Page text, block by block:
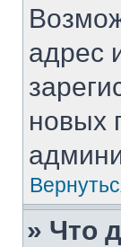
адрес
новых
» Что